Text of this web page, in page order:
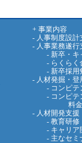
+ 事業内容
- 人事制度設計
- 人事業務遂行
- 新卒・キ
- らくらく
- 新卒採用
- 人材発掘・登
- コンピテ
- コンピテ
料金・実
- 人材開発支援
- 教育研修
- キャリア
- 主なセミ